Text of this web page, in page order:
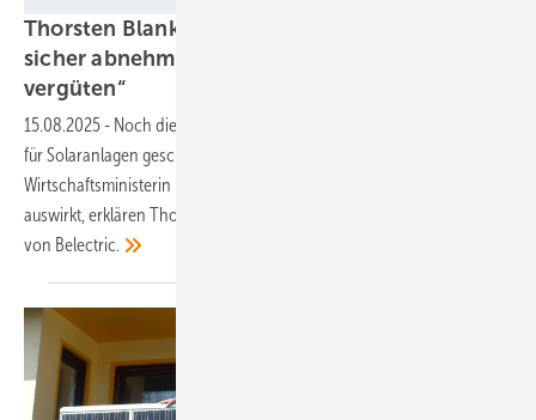
Thorsten Blanke von Belectric: „Solarstrom
sicher abnehmen und kostendeckend
vergüten“
15.08.2025 - Noch die Ampelregierung hat kräftig an den Regularien
für Solaranlagen geschraubt. Auch die Ankündigungen der jetzigen
Wirtschaftsministerin betreffen primär die Solarbranche. Wie sich das
auswirkt, erklären Thorsten Blanke, Danny Stadler und Evelyn Zuban
von Belectric.